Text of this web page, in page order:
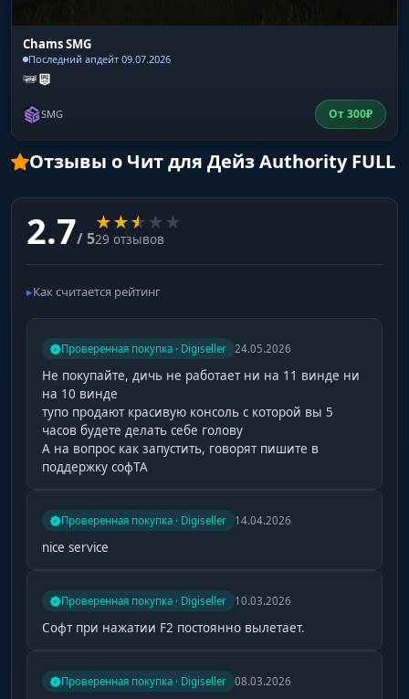
Chams SMG
Последний апдейт 09.07.2026
SMG От300₽
Отзывы о Чит для Дейз Authority FULL
2.7/ 5
★★★ ★ ★
29 отзывов
Как считается рейтинг
Проверенная покупка · Digiseller 24.05.2026
Не покупайте, дичь не работает ни на 11 винде ни
на 10 винде
тупо продают красивую консоль с которой вы 5
часов будете делать себе голову
А на вопрос как запустить, говорят пишите в
поддержку софТА
Проверенная покупка · Digiseller 14.04.2026
nice service
Проверенная покупка · Digiseller 10.03.2026
Софт при нажатии F2 постоянно вылетает.
Проверенная покупка · Digiseller 08.03.2026